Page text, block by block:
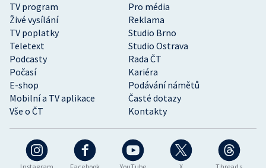
TV program
Pro média
Živé vysílání
Reklama
TV poplatky
Studio Brno
Teletext
Studio Ostrava
Podcasty
Rada ČT
Počasí
Kariéra
E-shop
Podávání námětů
Mobilní a TV aplikace
Časté dotazy
Vše o ČT
Kontakty